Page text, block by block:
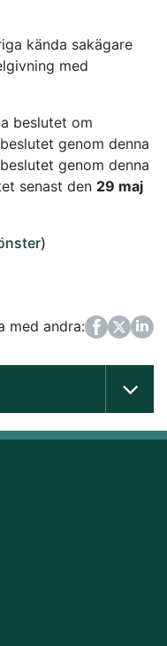
kända sakägare
med
beslutet om
genom denna
genom denna
senast den 29 maj
med andra:
FacebookTwitter
LinkedIn